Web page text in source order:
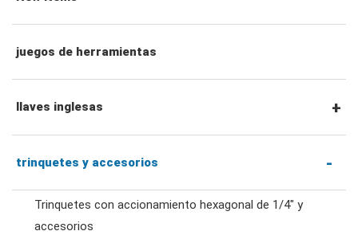
juegos de herramientas
llaves inglesas
llaves combinadas
llaves de trinquete combinadas
trinquetes y accesorios
Trinquetes con accionamiento hexagonal de 1/4" y
accesorios